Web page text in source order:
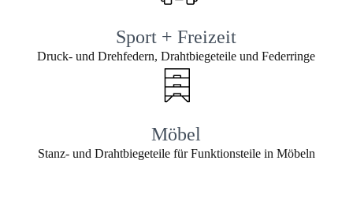
Sport + Freizeit
Druck- und Drehfedern, Drahtbiegeteile und Federringe
Möbel
Stanz- und Drahtbiegeteile für Funktionsteile in Möbeln